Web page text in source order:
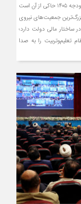
اعداد و جابه‌جایی مبنای محاسبه است. تحلیل ارقام بودجه ۱۴۰۵ حاکی از آن است
جمعیت‌های نیروی
ساختار مالی دولت دارد؛
تعلیم‌وتربیت را به صدا